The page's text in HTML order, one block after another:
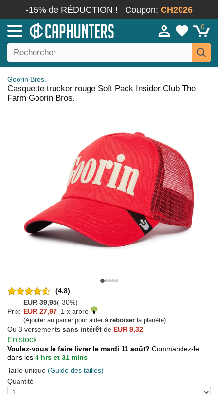
-15% de RÉDUCTION ! Coupon: CH2026
0
Goorin Bros.
Casquette trucker rouge Soft Pack Insider Club The
Farm Goorin Bros.
(4.8)
EUR 39,95(-30%)
Prix: EUR 27,97 1 x arbre
(Ajouter au panier pour aider à reboiser la planète)
Ou 3 versements sans intérêt de EUR 9,32
En stock
Voulez-vous le faire livrer le mardi 11 août? Commandez-le
dans les 4 hrs et 31 mins
Taille unique (Guide des tailles)
Quantité